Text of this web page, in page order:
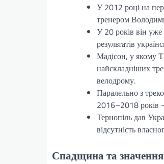
У 2012 році на
тренером
У 20 років він
результатів
Мадісон, у якому
найскладніших
велодрому.
Паралельно з
2016–2018 років
Тернопіль дав
відсутність
Спадщина та